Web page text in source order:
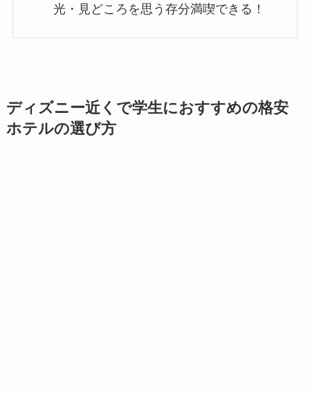
光・見どころを思う存分満喫できる！
ディズニー近くで学生におすすめの格安
ホテルの選び方